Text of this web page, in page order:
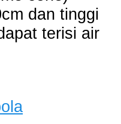
dan tinggi
terisi air